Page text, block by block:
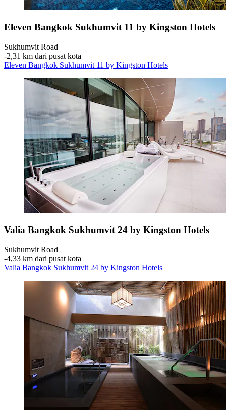
Eleven Bangkok Sukhumvit 11 by Kingston Hotels
Sukhumvit Road
‐2,31 km dari pusat kota
Eleven Bangkok Sukhumvit 11 by Kingston Hotels
Valia Bangkok Sukhumvit 24 by Kingston Hotels
Sukhumvit Road
‐4,33 km dari pusat kota
Valia Bangkok Sukhumvit 24 by Kingston Hotels